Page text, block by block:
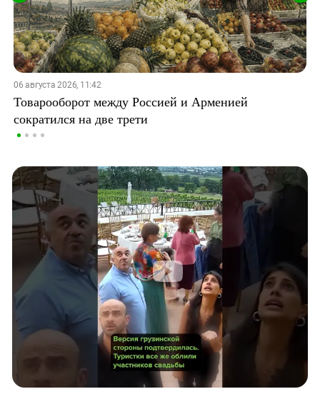
06 августа 2026, 11:42
Товарооборот между Россией и Арменией
сократился на две трети